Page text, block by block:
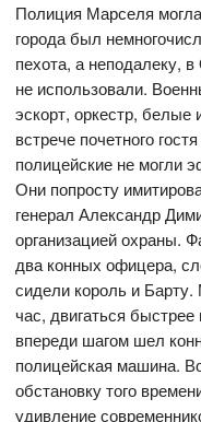
Полиция Марселя
города был
пехота, а неподалеку,
не использовали.
эскорт, оркестр, белые
встрече почетного
полицейские не могли
Они попросту
генерал Александр
организацией охраны.
два конных офицера,
сидели король и
час, двигаться
впереди шагом шел
полицейская машина.
обстановку того
удивление